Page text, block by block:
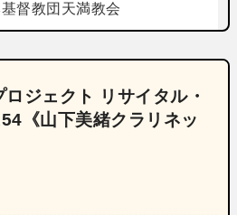
基督教団天満教会
ジェクト リサイタル・
《山下美緒クラリネッ